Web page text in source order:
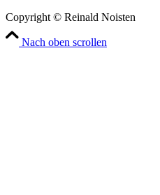
Copyright © Reinald Noisten
Nach oben scrollen